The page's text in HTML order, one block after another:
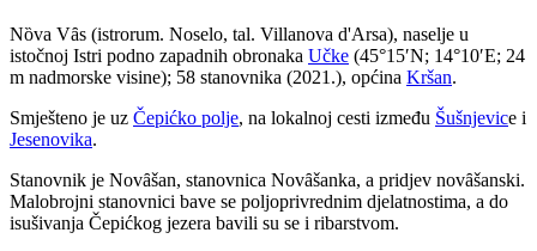
Nȍva Vȃs (istrorum. Noselo, tal. Villanova d'Arsa), naselje u
istočnoj Istri podno zapadnih obronaka Učke (45°15′N; 14°10′E; 24
m nadmorske visine); 58 stanovnika (2021.), općina Kršan.
Smješteno je uz Čepićko polje, na lokalnoj cesti između Šušnjevice i
Jesenovika.
Stanovnik je Novȃšan, stanovnica Novȃšanka, a pridjev novȃšanski.
Malobrojni stanovnici bave se poljoprivrednim djelatnostima, a do
isušivanja Čepićkog jezera bavili su se i ribarstvom.